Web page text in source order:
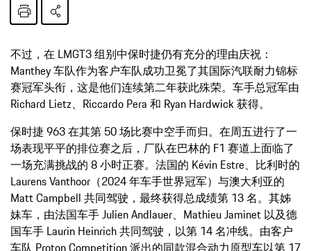
不过，在 LMGT3 组别中保时捷仍有充分的理由庆祝：
Manthey 车队作为客户车队成功卫冕了其国际汽联耐力锦标
赛冠军头衔，这是他们连续第二年获此殊荣。车手总冠军由
Richard Lietz、Riccardo Pera 和 Ryan Hardwick 获得。
保时捷 963 在其第 50 场比赛中空手而归。在周五进行了一
场表现平平的排位赛之后，厂队在巴林的 F1 赛道上面临了
一场充满挑战的 8 小时正赛。法国的 Kévin Estre、比利时的
Laurens Vanthoor（2024 年车手世界冠军）与澳大利亚的
Matt Campbell 共同驾驶，最终获得总成绩第 13 名。其姊
妹车，由法国车手 Julien Andlauer、Mathieu Jaminet 以及德
国车手 Laurin Heinrich 共同驾驶，以第 14 名冲线。由客户
车队 Proton Competition 派出的同款混合动力原型车以第 17